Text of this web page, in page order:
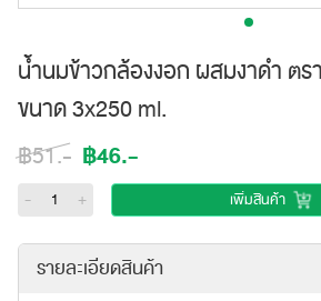
น้ำนมข้าวกล้องงอก ผสมงาดำ ต
ขนาด 3x250 ml.
฿51.- ฿46.-
- + เพิ่มสินค้า
รายละเอียดสินค้า